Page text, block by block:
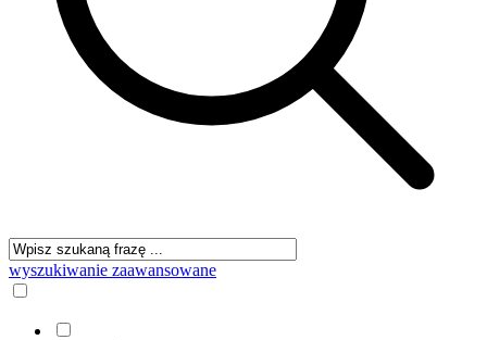
wyszukiwanie zaawansowane